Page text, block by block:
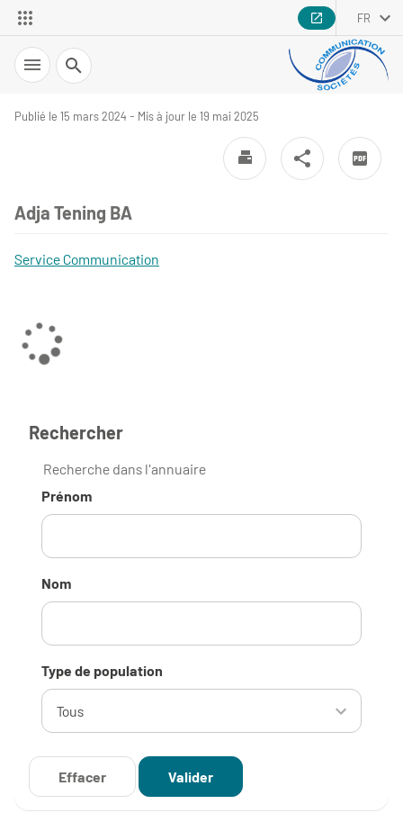
FR
Recherche
Publié le 15 mars 2024 - Mis à jour le 19 mai 2025
Adja Tening BA
Service Communication
Rechercher
Recherche dans l'annuaire
Prénom
Nom
Type de population